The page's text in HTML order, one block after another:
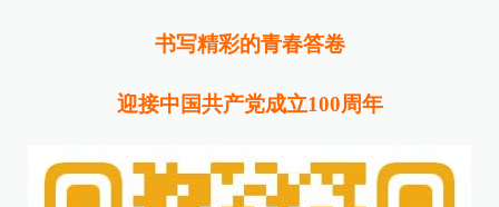
书写精彩的青春答卷
迎接中国共产党成立100周年